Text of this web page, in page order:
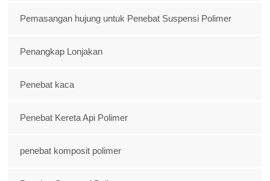
Pemasangan hujung untuk Penebat Suspensi Polimer
Penangkap Lonjakan
Penebat kaca
Penebat Kereta Api Polimer
penebat komposit polimer